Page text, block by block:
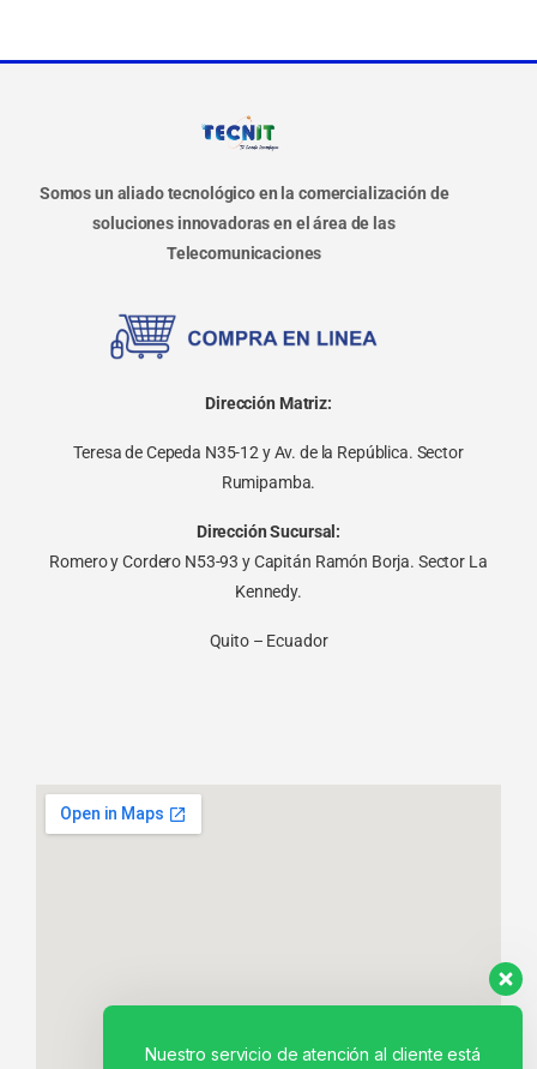
Somos un aliado tecnológico en la comercialización de
soluciones innovadoras en el área de las
Telecomunicaciones
Dirección Matriz:
Teresa de Cepeda N35-12 y Av. de la República. Sector
Rumipamba.
Dirección Sucursal:
Romero y Cordero N53-93 y Capitán Ramón Borja. Sector La
Kennedy.
Quito – Ecuador
Nuestro servicio de atención al cliente está